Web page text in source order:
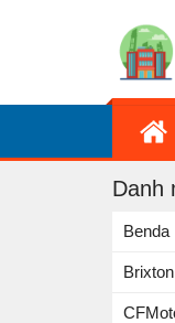
Danh
Benda
Brixton